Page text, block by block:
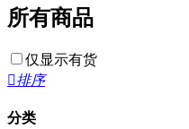
所有商品
仅显示有货
排序
分类